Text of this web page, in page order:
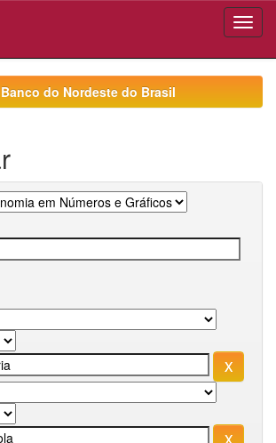
do Nordeste do Brasil